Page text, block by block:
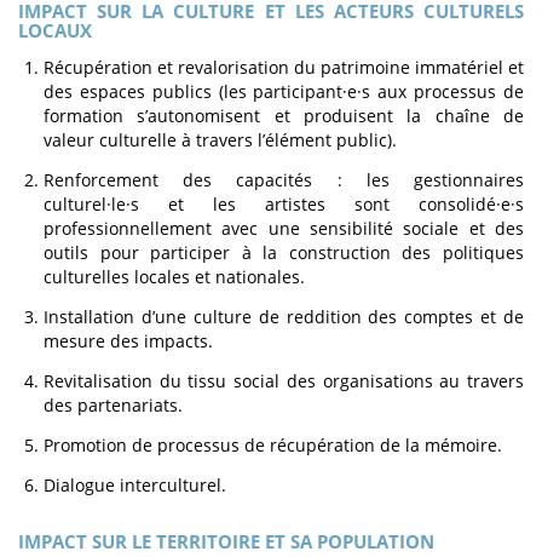
IMPACT SUR LA CULTURE ET LES ACTEURS CULTURELS
LOCAUX
Récupération et revalorisation du patrimoine immatériel et
des espaces publics (les participant·e·s aux processus de
formation s’autonomisent et produisent la chaîne de
valeur culturelle à travers l’élément public).
Renforcement des capacités : les gestionnaires
culturel·le·s et les artistes sont consolidé·e·s
professionnellement avec une sensibilité sociale et des
outils pour participer à la construction des politiques
culturelles locales et nationales.
Installation d’une culture de reddition des comptes et de
mesure des impacts.
Revitalisation du tissu social des organisations au travers
des partenariats.
Promotion de processus de récupération de la mémoire.
Dialogue interculturel.
IMPACT SUR LE TERRITOIRE ET SA POPULATION